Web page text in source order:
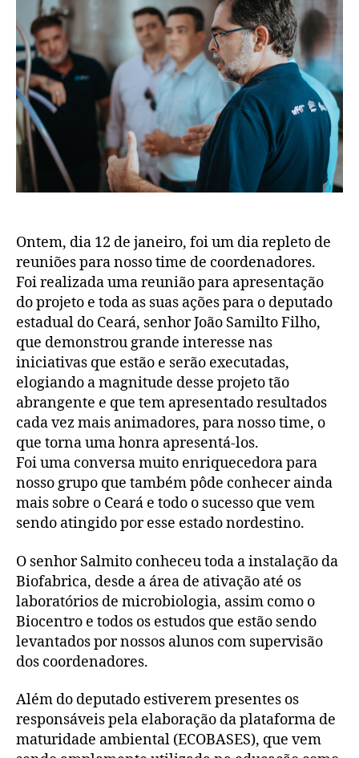
Ontem, dia 12 de janeiro, foi um dia repleto de
reuniões para nosso time de coordenadores.
Foi realizada uma reunião para apresentação
do projeto e toda as suas ações para o deputado
estadual do Ceará, senhor João Samilto Filho,
que demonstrou grande interesse nas
iniciativas que estão e serão executadas,
elogiando a magnitude desse projeto tão
abrangente e que tem apresentado resultados
cada vez mais animadores, para nosso time, o
que torna uma honra apresentá-los.
Foi uma conversa muito enriquecedora para
nosso grupo que também pôde conhecer ainda
mais sobre o Ceará e todo o sucesso que vem
sendo atingido por esse estado nordestino.
O senhor Salmito conheceu toda a instalação da
Biofabrica, desde a área de ativação até os
laboratórios de microbiologia, assim como o
Biocentro e todos os estudos que estão sendo
levantados por nossos alunos com supervisão
dos coordenadores.
Além do deputado estiverem presentes os
responsáveis pela elaboração da plataforma de
maturidade ambiental (ECOBASES), que vem